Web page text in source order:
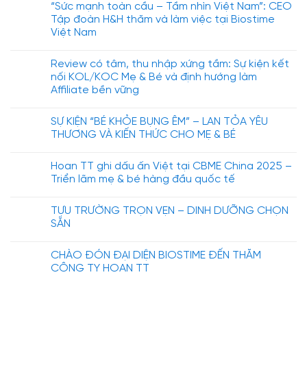
“Sức mạnh toàn cầu – Tầm nhìn Việt Nam”: CEO
Tập đoàn H&H thăm và làm việc tại Biostime
Việt Nam
Review có tâm, thu nhập xứng tầm: Sự kiện kết
nối KOL/KOC Mẹ & Bé và định hướng làm
Affiliate bền vững
SỰ KIỆN “BÉ KHỎE BỤNG ÊM” – LAN TỎA YÊU
THƯƠNG VÀ KIẾN THỨC CHO MẸ & BÉ
Hoan TT ghi dấu ấn Việt tại CBME China 2025 –
Triển lãm mẹ & bé hàng đầu quốc tế
TỰU TRƯỜNG TRỌN VẸN – DINH DƯỠNG CHỌN
SẴN
CHÀO ĐÓN ĐẠI DIỆN BIOSTIME ĐẾN THĂM
CÔNG TY HOAN TT